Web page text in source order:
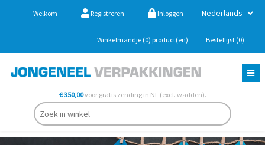
Welkom Registreren Inloggen
Winkelmandje (0) product(en) Bestellijst (0)
€ 350,00voor gratis zending in NL (excl. wadden).